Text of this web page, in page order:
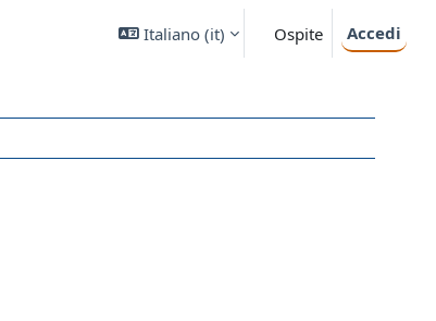
Italiano ‎(it)‎ Ospite Accedi